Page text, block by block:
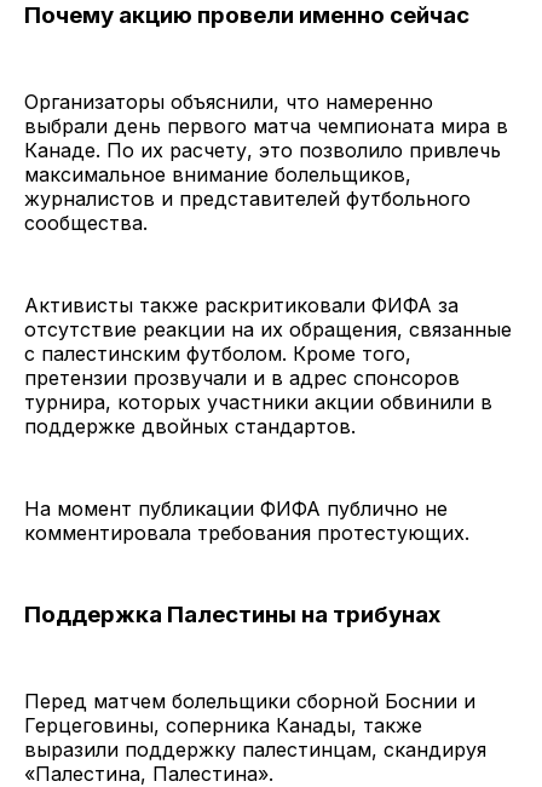
Почему акцию провели именно сейчас
Организаторы объяснили, что намеренно
выбрали день первого матча чемпионата мира в
Канаде. По их расчету, это позволило привлечь
максимальное внимание болельщиков,
журналистов и представителей футбольного
сообщества.
Активисты также раскритиковали ФИФА за
отсутствие реакции на их обращения, связанные
с палестинским футболом. Кроме того,
претензии прозвучали и в адрес спонсоров
турнира, которых участники акции обвинили в
поддержке двойных стандартов.
На момент публикации ФИФА публично не
комментировала требования протестующих.
Поддержка Палестины на трибунах
Перед матчем болельщики сборной Боснии и
Герцеговины, соперника Канады, также
выразили поддержку палестинцам, скандируя
«Палестина, Палестина».